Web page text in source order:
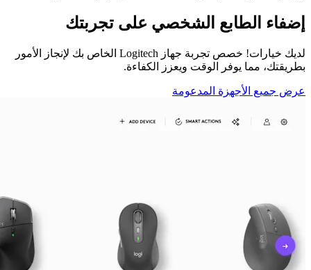
إضفاء الطابع الشخصي على تجربتك
لديك خيارات! خصص تجربة جهاز Logitech الخاص بك لإنجاز الأمور
بطريقتك، مما يوفر الوقت ويعزز الكفاءة.
عرض جميع الأجهزة المدعومة